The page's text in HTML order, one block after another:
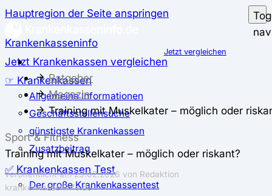
Hauptregion der Seite anspringen
Krankenkasseninfo
Jetzt Krankenkassen vergleichen
☞ Krankenkassen
Allgemeine Informationen
Geschäftsstellensuche
günstigste Krankenkassen
Zusatzbeitrag
✅ Krankenkassen Test
Der große Krankenkassentest
Jetzt vergleichen
Ratgeber
Magazin
Training mit Muskelkater – möglich oder
Sport & Fitness
Training mit Muskelkater – möglich oder riskant?
veröffentlicht am23.02.2026 von Redaktion
krankenkasseninfo.de